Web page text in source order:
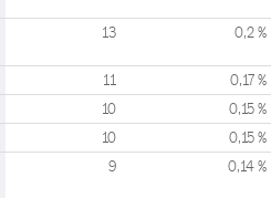
13 0,2 %
11 0,17 %
10 0,15 %
10 0,15 %
9 0,14 %